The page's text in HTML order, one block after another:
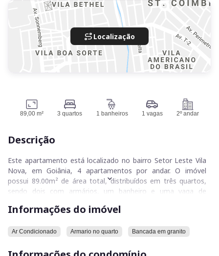
Localização
89,00 m² 3 quartos 1 banheiros 1 vagas 2º andar
Descrição
Este apartamento está localizado no bairro Setor Leste Vila
Nova, em Goiânia, 4 apartamentos por andar. O imóvel
possui 89.00m² de área total, distribuídos em três quartos,
sendo dois com armários, um banheiro e uma vaga de
área de serviço, ar condicionado em um quarto e permite a
canalizado. A cozinha possui bancada em granito.
O condomínio oferece salão de festas, área pet, elevador
Informações do imóvel
Ar Condicionado Armario no quarto Bancada em granito